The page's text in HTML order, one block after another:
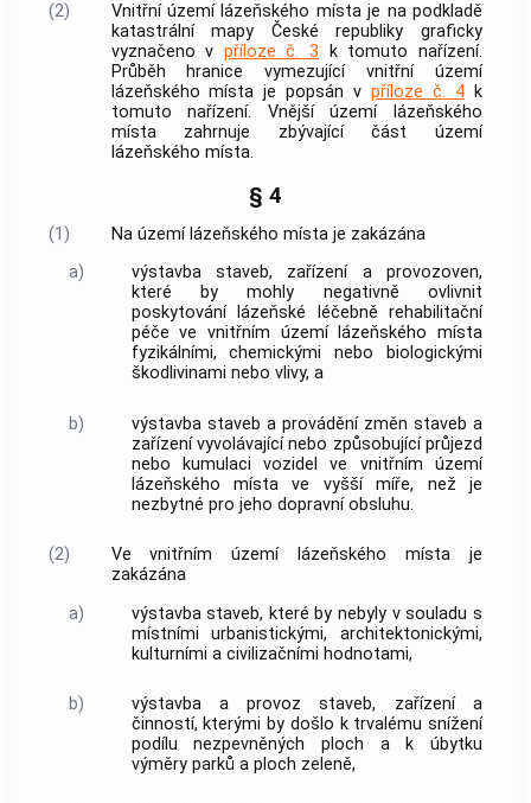
(2)
Vnitřní území lázeňského místaje na podkladě
katastrální mapy České republiky graficky
vyznačeno v příloze č. 3 k tomuto nařízení.
Průběh hranice vymezující vnitřní území
lázeňského místa je popsán vpříloze č. 4 k
tomuto nařízení. Vnější území
lázeňského
místazahrnuje zbývající část území
lázeňského místa.
§ 4
(1) Na území lázeňského místaje zakázána
a)
výstavba staveb, zařízení a provozoven,
které by mohly negativně ovlivnit
poskytování lázeňské léčebně rehabilitační
péče ve vnitřním území lázeňského místa
fyzikálními, chemickými nebo biologickými
škodlivinami nebo vlivy, a
b)
výstavba staveb a provádění změn staveb a
zařízení vyvolávající nebo způsobující průjezd
nebo kumulaci vozidel ve vnitřním území
lázeňského místave vyšší míře, než je
nezbytné pro jeho dopravní obsluhu.
(2) Ve vnitřním území lázeňského místa je
zakázána
a)
výstavba staveb, které by nebyly v souladu s
místními urbanistickými, architektonickými,
kulturními a civilizačními hodnotami,
b)
výstavba a provoz staveb, zařízení a
činností, kterými by došlo k trvalému snížení
podílu nezpevněných ploch a k úbytku
výměry parků a ploch zeleně,